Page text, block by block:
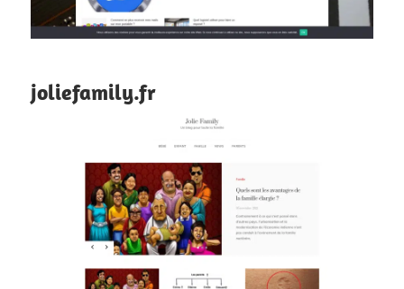
joliefamily.fr